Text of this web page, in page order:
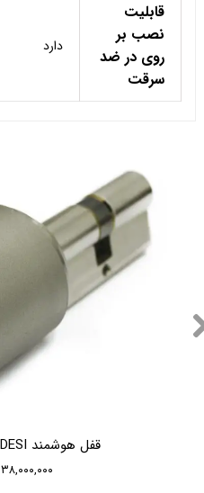
قابلیت
نصب بر
روی در ضد
سرقت
دارد
قفل هوشمند DESI مدل یوتاپیک
۳۸,۰۰۰,۰۰۰ تومان